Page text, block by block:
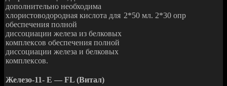
дополнительно необходима
хлористоводородная кислота для
обеспечения полной
диссоциации железа из белковых
комплексов обеспечения полной
диссоциации железа и белковых
комплексов.
2*50 мл. 2*30 опр
Железо-11- Е — FL (Витал)